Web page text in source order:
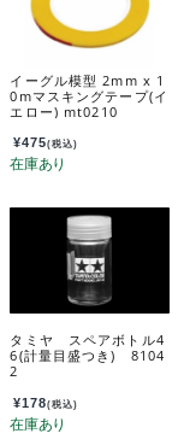
イーグル模型 2mm x 1
0mマスキングテープ(イ
エロー) mt0210
¥475(税込)
タミヤ スペアボトル4
6(計量目盛つき) 8104
2
¥178(税込)